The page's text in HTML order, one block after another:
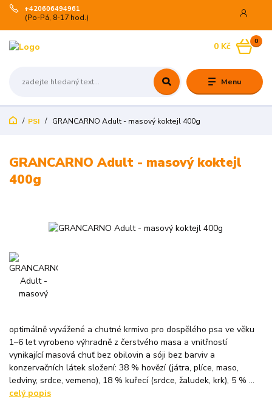
Menu
+420606494961
(Po-Pá, 8-17 hod.)
0
0 Kč
PSI GRANCARNO Adult - masový koktejl 400g
GRANCARNO Adult - masový koktejl
400g
optimálně vyvážené a chutné krmivo pro dospělého psa ve věku
1–6 let vyrobeno výhradně z čerstvého masa a vnitřností
vynikající masová chuť bez obilovin a sóji bez barviv a
konzervačních látek složení: 38 % hovězí (játra, plíce, maso,
ledviny, srdce, vemeno), 18 % kuřecí (srdce, žaludek, krk), 5 % ...
celý popis